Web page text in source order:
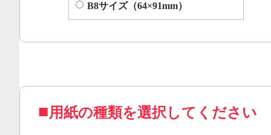
B8サイズ（64×91mm）
用紙の種類を選択してください